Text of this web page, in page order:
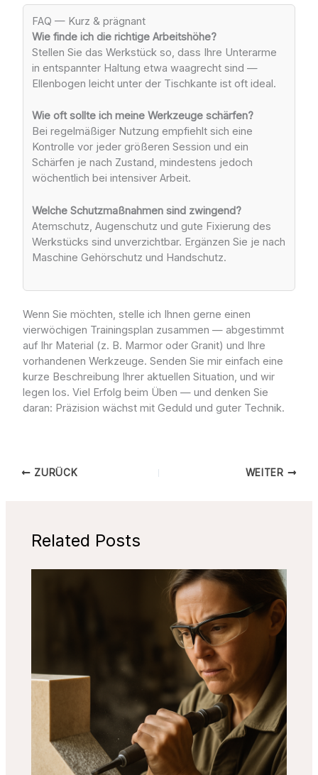
FAQ — Kurz & prägnant
Wie finde ich die richtige Arbeitshöhe?
Stellen Sie das Werkstück so, dass Ihre Unterarme
in entspannter Haltung etwa waagrecht sind —
Ellenbogen leicht unter der Tischkante ist oft ideal.
Wie oft sollte ich meine Werkzeuge schärfen?
Bei regelmäßiger Nutzung empfiehlt sich eine
Kontrolle vor jeder größeren Session und ein
Schärfen je nach Zustand, mindestens jedoch
wöchentlich bei intensiver Arbeit.
Welche Schutzmaßnahmen sind zwingend?
Atemschutz, Augenschutz und gute Fixierung des
Werkstücks sind unverzichtbar. Ergänzen Sie je nach
Maschine Gehörschutz und Handschutz.
Wenn Sie möchten, stelle ich Ihnen gerne einen
vierwöchigen Trainingsplan zusammen — abgestimmt
auf Ihr Material (z. B. Marmor oder Granit) und Ihre
vorhandenen Werkzeuge. Senden Sie mir einfach eine
kurze Beschreibung Ihrer aktuellen Situation, und wir
legen los. Viel Erfolg beim Üben — und denken Sie
daran: Präzision wächst mit Geduld und guter Technik.
ZURÜCK WEITER
Related Posts